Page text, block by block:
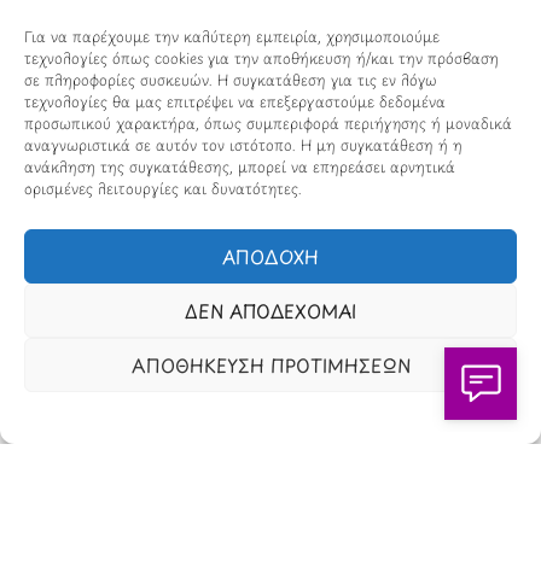
Για να παρέχουμε την καλύτερη εμπειρία, χρησιμοποιούμε
τεχνολογίες όπως cookies για την αποθήκευση ή/και την πρόσβαση
σε πληροφορίες συσκευών. Η συγκατάθεση για τις εν λόγω
τεχνολογίες θα μας επιτρέψει να επεξεργαστούμε δεδομένα
προσωπικού χαρακτήρα, όπως συμπεριφορά περιήγησης ή μοναδικά
αναγνωριστικά σε αυτόν τον ιστότοπο. Η μη συγκατάθεση ή η
ανάκληση της συγκατάθεσης, μπορεί να επηρεάσει αρνητικά
ορισμένες λειτουργίες και δυνατότητες.
ΑΠΟΔΟΧΗ
ΔΕΝ ΑΠΟΔΕΧΟΜΑΙ
ΑΠΟΘΗΚΕΥΣΗ ΠΡΟΤΙΜΗΣΕΩΝ
ModernaGynaika.gr Xristianika.gr
OikonomiaPlus.gr ZoumeKalytera.gr
Oikotropia.gr ZoumeSpiti.gr
Perepet.gr
Orama Group(Orama Group Μ.Ι.Κ.Ε.) |
Α.Φ.Μ. 801086294 – Δ.Ο.Υ. ΚΕΦΟΔΕ Αττικής | Γ.Ε.ΜΗ
148748903000 | Έδρα: Αθήνα, Ελλάδα |